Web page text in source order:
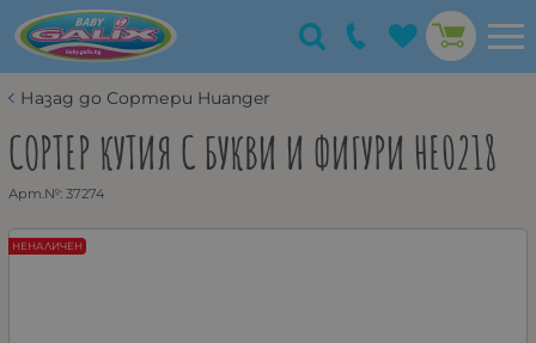
Назад до Сортери Huanger
СОРТЕР КУТИЯ С БУКВИ И ФИГУРИ HE0218
Арт.№: 37274
НЕНАЛИЧЕН